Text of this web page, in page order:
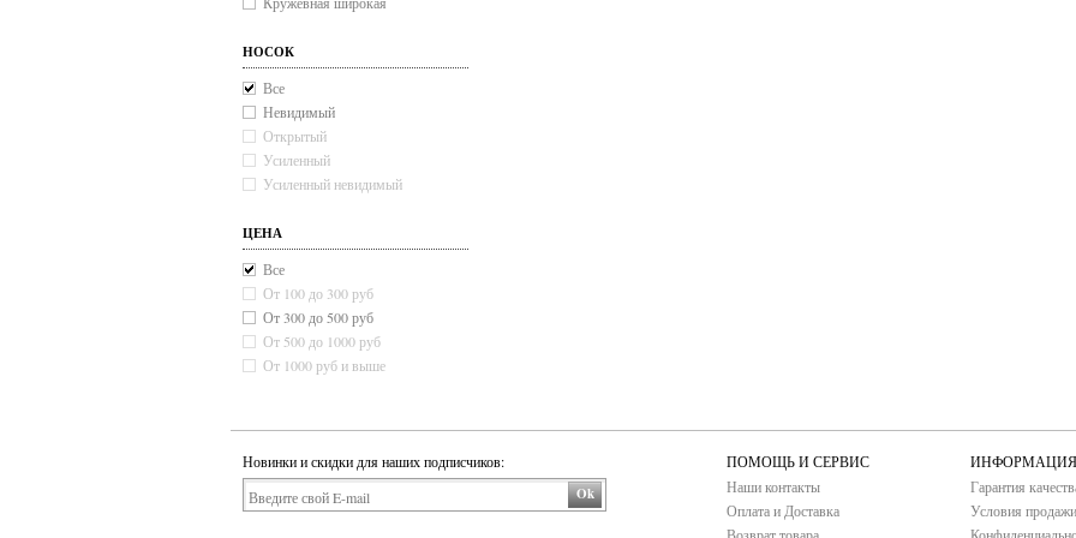
НОСОК
Все
Невидимый
Открытый
Усиленный
Усиленный невидимый
ЦЕНА
Все
От 100 до 300 руб
От 300 до 500 руб
От 500 до 1000 руб
От 1000 руб и выше
Новинки и скидки для наших подписчиков:
Ok
ПОМОЩЬ И СЕРВИС
Наши контакты
Оплата и Доставка
ИНФОРМАЦИЯ
Гарантия
Условия продажи